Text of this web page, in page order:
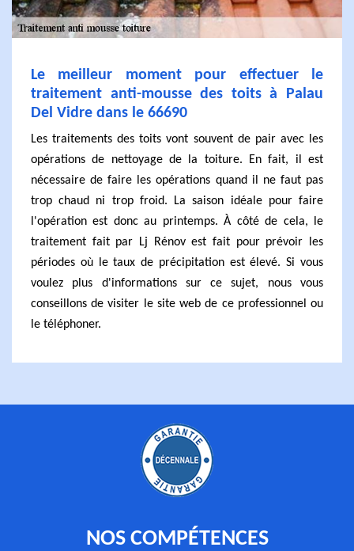
Le meilleur moment pour effectuer le
traitement anti-mousse des toits à Palau
Del Vidre dans le 66690
Les traitements des toits vont souvent de pair avec les
opérations de nettoyage de la toiture. En fait, il est
nécessaire de faire les opérations quand il ne faut pas
trop chaud ni trop froid. La saison idéale pour faire
l'opération est donc au printemps. À côté de cela, le
traitement fait par Lj Rénov est fait pour prévoir les
périodes où le taux de précipitation est élevé. Si vous
voulez plus d'informations sur ce sujet, nous vous
conseillons de visiter le site web de ce professionnel ou
le téléphoner.
NOS COMPÉTENCES